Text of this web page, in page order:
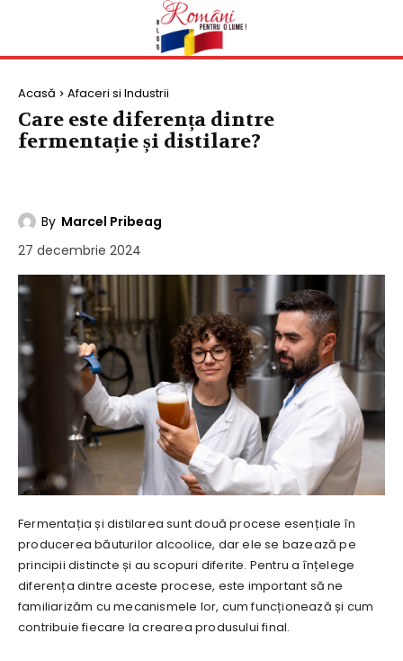
Acasă Afaceri si Industrii
Care este diferența dintre
fermentație și distilare?
By Marcel Pribeag
27 decembrie 2024
Fermentația și distilarea sunt două procese esențiale în
producerea băuturilor alcoolice, dar ele se bazează pe
principii distincte și au scopuri diferite. Pentru a înțelege
diferența dintre aceste procese, este important să ne
familiarizăm cu mecanismele lor, cum funcționează și cum
contribuie fiecare la crearea produsului final.